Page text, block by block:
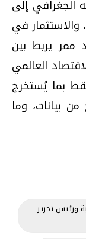
الجغرافي إلى
والاستثمار في
ممر يربط بين
العالمي
بما يُستخرج
بيانات، وما
ورئيس تحرير